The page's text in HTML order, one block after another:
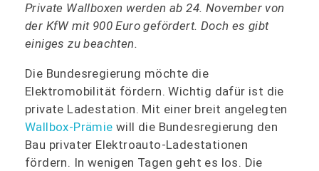
Private Wallboxen werden ab 24. November von
der KfW mit 900 Euro gefördert. Doch es gibt
einiges zu beachten.
Die Bundesregierung möchte die
Elektromobilität fördern. Wichtig dafür ist die
private Ladestation. Mit einer breit angelegten
Wallbox-Prämie will die Bundesregierung den
Bau privater Elektroauto-Ladestationen
fördern. In wenigen Tagen geht es los. Die